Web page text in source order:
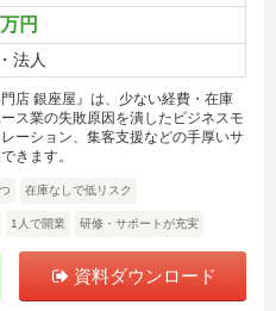
円
法人
店 銀座屋』は、少ない経費・在庫
ス業の失敗原因を潰したビジネスモ
ーション、集客支援などの手厚いサ
きます。
在庫なしで低リスク
1人で開業 研修・サポートが充実
資料ダウンロード